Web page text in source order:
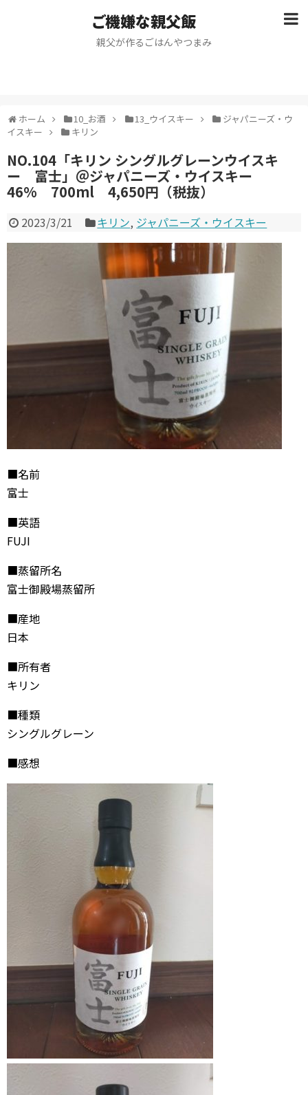
ご機嫌な親父飯
親父が作るごはんやつまみ
ホーム 10_お酒 13_ウイスキー
ジャパニーズ・ウ
イスキー
キリン
NO.104「キリン シングルグレーンウイスキ
ー 富士」＠ジャパニーズ・ウイスキー
46% 700ml 4,650円（税抜）
2023/3/21 キリン, ジャパニーズ・ウイスキー
■名前
富士
■英語
FUJI
■蒸留所名
富士御殿場蒸留所
■産地
日本
■所有者
キリン
■種類
シングルグレーン
■感想